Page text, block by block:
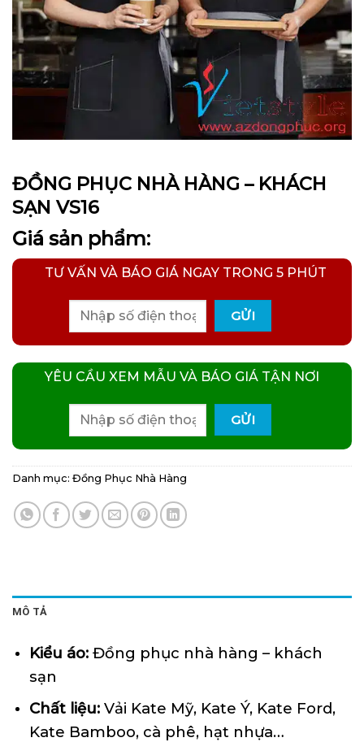
ĐỒNG PHỤC NHÀ HÀNG – KHÁCH
SẠN VS16
Giá sản phẩm:
TƯ VẤN VÀ BÁO GIÁ NGAY TRONG 5 PHÚT
YÊU CẦU XEM MẪU VÀ BÁO GIÁ TẬN NƠI
Danh mục: Đồng Phục Nhà Hàng
MÔ TẢ
Kiểu áo: Đồng phục nhà hàng – khách
sạn
Chất liệu:Vải Kate Mỹ, Kate Ý, Kate Ford,
Kate Bamboo, cà phê, hạt nhựa…